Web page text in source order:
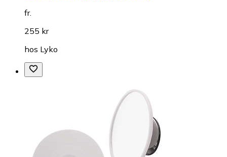
fr.
255 kr
hos Lyko